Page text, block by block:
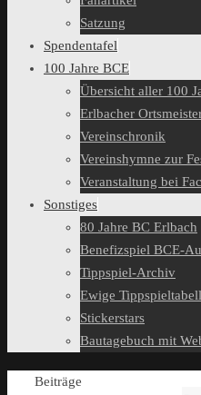
Satzung
Spendentafel
100 Jahre BCE
Übersicht aller 100
Erlbacher
Vereinschronik
Vereinshymne zur
Veranstaltung bei
Sonstiges
80 Jahre BC Erlbach
Benefizspiel BCE-
Tippspiel-Archiv
Ewige
Stickerstars
Bautagebuch mit
Start
Beiträge